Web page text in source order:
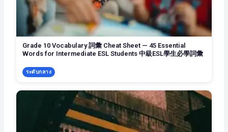
Grade 10 Vocabulary 詞彙 Cheat Sheet — 45 Essential
Words for Intermediate ESL Students 中級ESL學生必學詞彙
ระดับกลาง